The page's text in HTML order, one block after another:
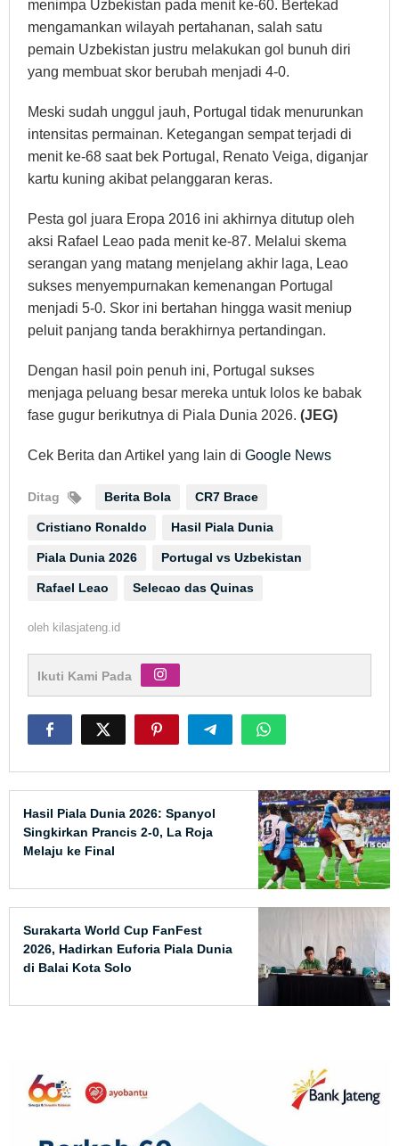
menimpa Uzbekistan pada menit ke-60. Bertekad
mengamankan wilayah pertahanan, salah satu
pemain Uzbekistan justru melakukan gol bunuh diri
yang membuat skor berubah menjadi 4-0.
Meski sudah unggul jauh, Portugal tidak menurunkan
intensitas permainan. Ketegangan sempat terjadi di
menit ke-68 saat bek Portugal, Renato Veiga, diganjar
kartu kuning akibat pelanggaran keras.
Pesta gol juara Eropa 2016 ini akhirnya ditutup oleh
aksi Rafael Leao pada menit ke-87. Melalui skema
serangan yang matang menjelang akhir laga, Leao
sukses menyempurnakan kemenangan Portugal
menjadi 5-0. Skor ini bertahan hingga wasit meniup
peluit panjang tanda berakhirnya pertandingan.
Dengan hasil poin penuh ini, Portugal sukses
menjaga peluang besar mereka untuk lolos ke babak
fase gugur berikutnya di Piala Dunia 2026. (JEG)
Cek Berita dan Artikel yang lain di Google News
Ditag Berita Bola CR7 Brace
Cristiano Ronaldo Hasil Piala Dunia
Piala Dunia 2026 Portugal vs Uzbekistan
Rafael Leao Selecao das Quinas
oleh kilasjateng.id
Ikuti Kami Pada
Hasil Piala Dunia 2026: Spanyol
Singkirkan Prancis 2-0, La Roja
Melaju ke Final
Surakarta World Cup FanFest
2026, Hadirkan Euforia Piala Dunia
di Balai Kota Solo